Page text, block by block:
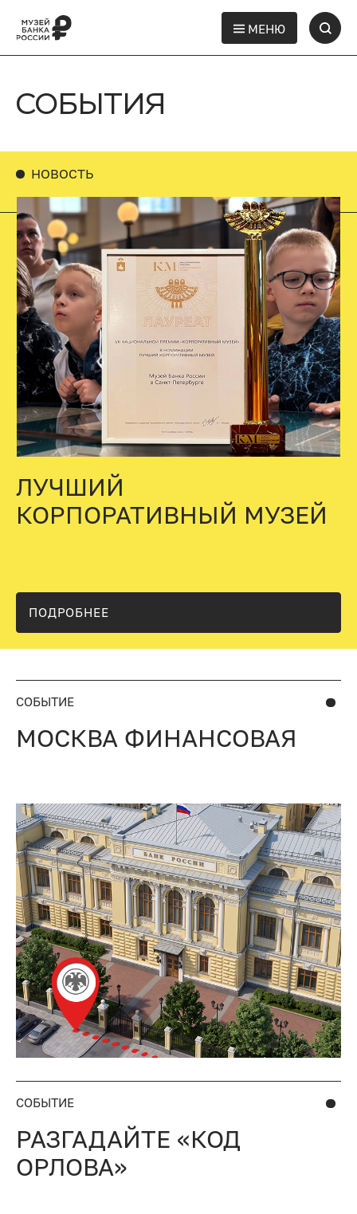
МЕНЮ
СОБЫТИЯ
НОВОСТЬ
ЛУЧШИЙ
КОРПОРАТИВНЫЙ МУЗЕЙ
ПОДРОБНЕЕ
СОБЫТИЕ
МОСКВА ФИНАНСОВАЯ
СОБЫТИЕ
РАЗГАДАЙТЕ «КОД
ОРЛОВА»